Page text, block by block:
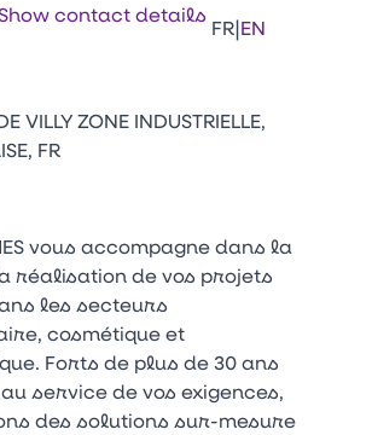
FR|EN
contact details
VILLY ZONE INDUSTRIELLE,
FR
vous accompagne dans la
réalisation de vos projets
les secteurs
cosmétique et
Forts de plus de 30 ans
service de vos exigences,
des solutions sur-mesure